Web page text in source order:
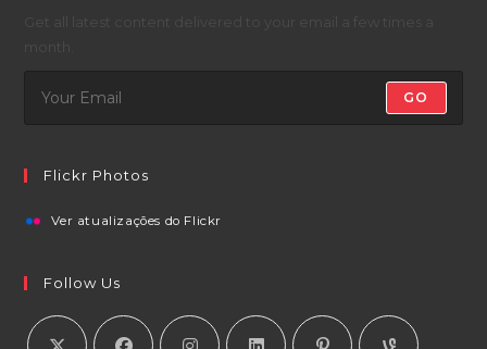
GO
Flickr Photos
Ver atualizações do Flickr
Follow Us